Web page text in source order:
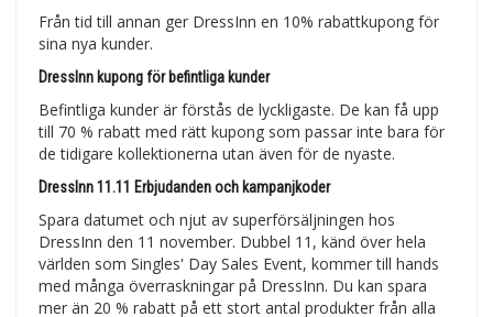
Från tid till annan ger DressInn en 10% rabattkupong för
sina nya kunder.
DressInn kupong för befintliga kunder
Befintliga kunder är förstås de lyckligaste. De kan få upp
till 70 % rabatt med rätt kupong som passar inte bara för
de tidigare kollektionerna utan även för de nyaste.
DressInn 11.11 Erbjudanden och kampanjkoder
Spara datumet och njut av superförsäljningen hos
DressInn den 11 november. Dubbel 11, känd över hela
världen som Singles' Day Sales Event, kommer till hands
med många överraskningar på DressInn. Du kan spara
mer än 20 % rabatt på ett stort antal produkter från alla